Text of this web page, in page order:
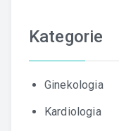
Kategorie
Ginekologia
Kardiologia